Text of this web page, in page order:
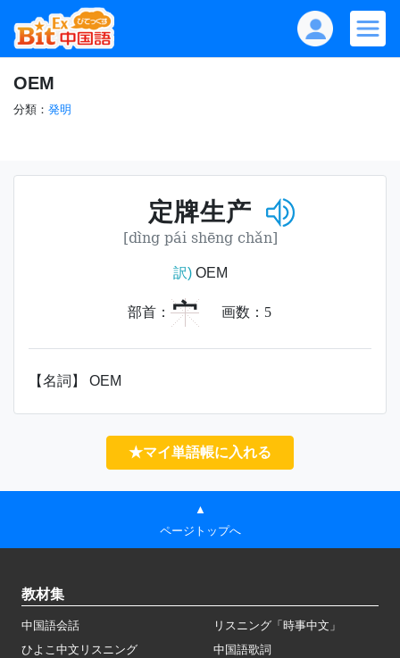
OEM
分類： 発明
定牌生产
[dìng pái shēng chǎn]
訳)OEM
部首： 宀 画数： 5
【名詞】 OEM
★マイ単語帳に入れる
▲
ページトップへ
教材集
中国語会話
リスニング「時事中文」
ひよこ中文リスニング
中国語歌詞